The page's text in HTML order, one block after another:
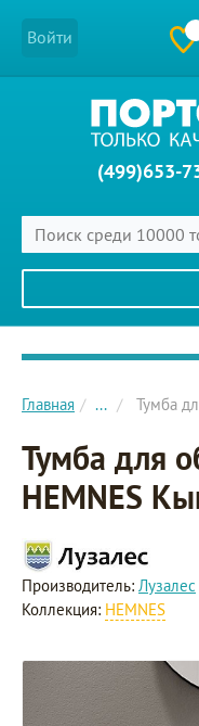
Войти
(499)653-
Главное меню
Главная ... Тумба
Тумба для
HEMNES
Производитель: Лузалес
Коллекция: HEMNES